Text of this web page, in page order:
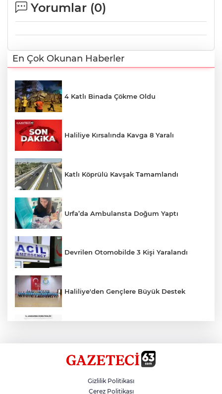
Yorumlar (0)
En Çok Okunan Haberler
4 Katlı Binada Çökme Oldu
Haliliye Kırsalında Kavga 8 Yaralı
Katlı Köprülü Kavşak Tamamlandı
Urfa’da Ambulansta Doğum Yaptı
Devrilen Otomobilde 3 Kişi Yaralandı
Haliliye'den Gençlere Büyük Destek
Hikmet Başak’tan Ulaşım Çalışması
Gizlilik Politikası
Çerez Politikası